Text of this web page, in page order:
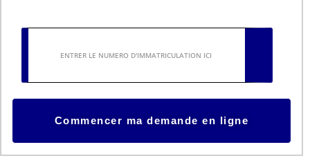
NUMERO
D'IMMATRICULATION